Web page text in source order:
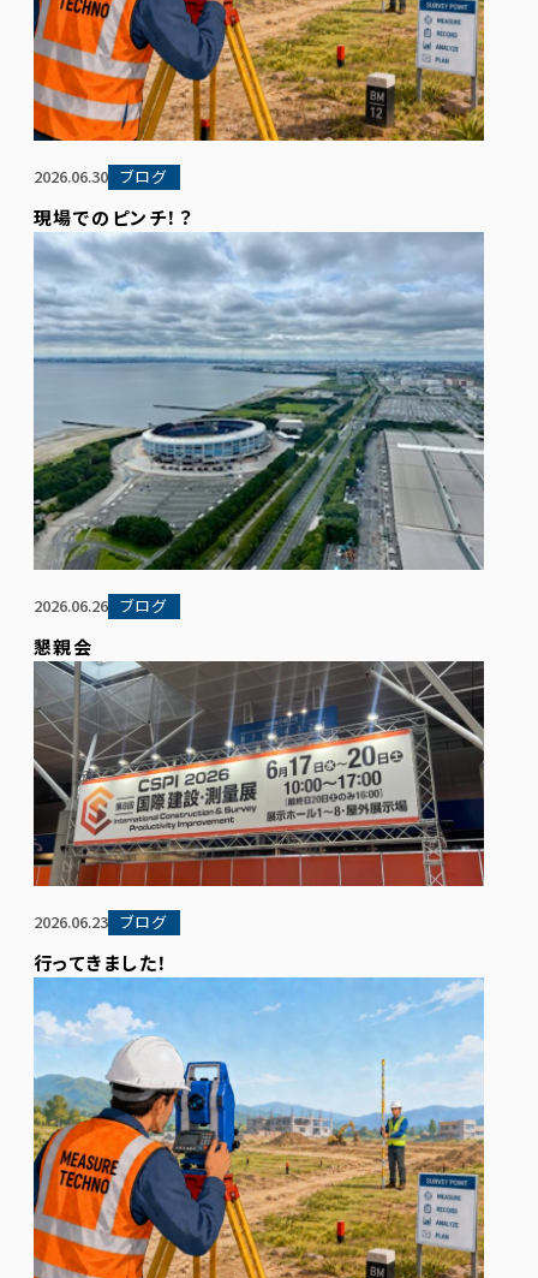
2026.06.30 ブログ
現場でのピンチ！？
2026.06.26 ブログ
懇親会
2026.06.23 ブログ
行ってきました！